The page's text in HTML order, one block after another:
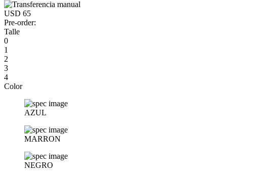
USD 65
Pre-order:
Talle
0
1
2
3
4
Color
AZUL
MARRON
NEGRO